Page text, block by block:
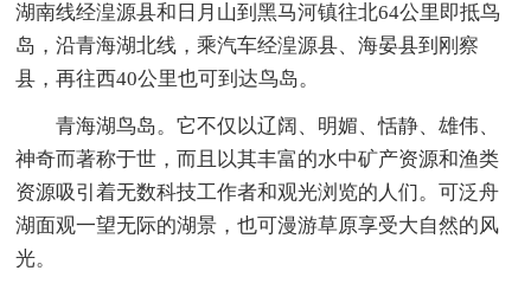
湖南线经湟源县和日月山到黑马河镇往北64公里即抵鸟
岛，沿青海湖北线，乘汽车经湟源县、海晏县到刚察
县，再往西40公里也可到达鸟岛。
青海湖鸟岛。它不仅以辽阔、明媚、恬静、雄伟、
神奇而著称于世，而且以其丰富的水中矿产资源和渔类
资源吸引着无数科技工作者和观光浏览的人们。可泛舟
湖面观一望无际的湖景，也可漫游草原享受大自然的风
光。